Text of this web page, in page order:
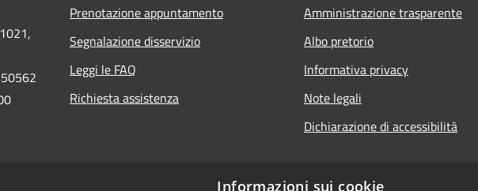
Prenotazione appuntamento
Segnalazione disservizio
Leggi le FAQ
Richiesta assistenza
Amministrazione trasparente
Albo pretorio
Informativa privacy
Note legali
Dichiarazione di accessibilità
Informazioni sui cookie